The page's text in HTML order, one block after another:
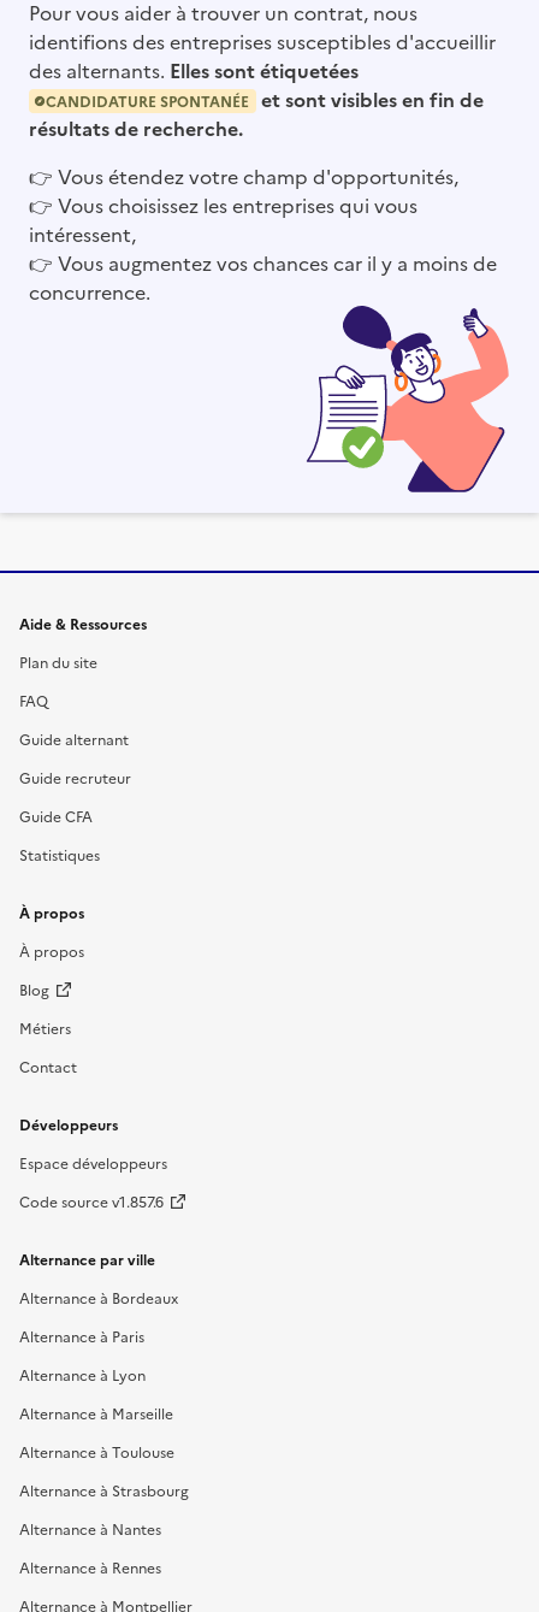
Pour vous aider à trouver un contrat, nous
identifions des entreprises susceptibles d'accueillir
des alternants. Elles sont étiquetées
CANDIDATURE SPONTANÉE
et sont visibles en fin de
résultats de recherche.
👉 Vous étendez votre champ d'opportunités,
👉 Vous choisissez les entreprises qui vous
intéressent,
👉 Vous augmentez vos chances car il y a moins de
concurrence.
Informations et liens du site
Aide & Ressources
Plan du site
FAQ
Guide alternant
Guide recruteur
Guide CFA
Statistiques
À propos
À propos
Blog
Métiers
Contact
Développeurs
Espace développeurs
Code source v1.857.6
Alternance par ville
Alternance à Bordeaux
Alternance à Paris
Alternance à Lyon
Alternance à Marseille
Alternance à Toulouse
Alternance à Strasbourg
Alternance à Nantes
Alternance à Rennes
Alternance à Montpellier